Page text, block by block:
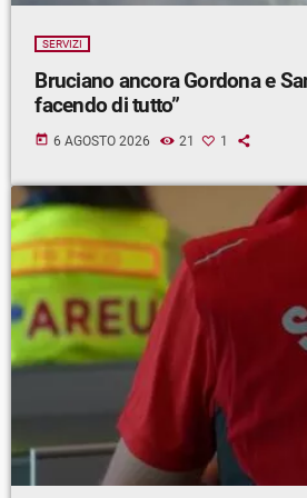
SERVIZI
Bruciano ancora Gordona e
facendo di tutto”
today 6 AGOSTO 2026 21 1